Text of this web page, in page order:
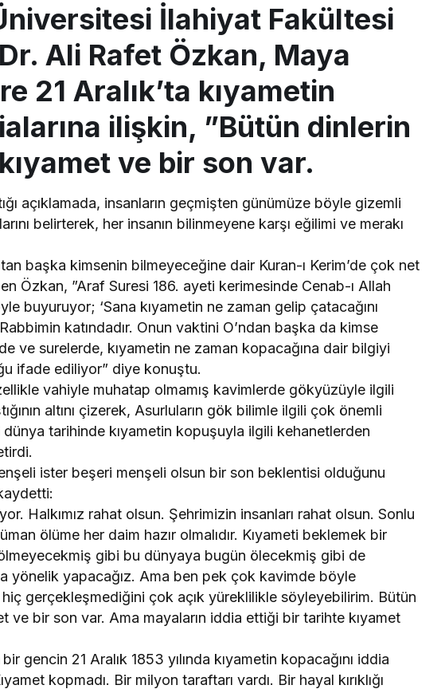
İlahiyat Fakültesi
Ali Rafet Özkan, Maya
21 Aralık’ta kıyametin
ilişkin, ”Bütün dinlerin
ve bir son var.
açıklamada, insanların geçmişten günümüze böyle gizemli
belirterek, her insanın bilinmeyene karşı eğilimi ve merakı
başka kimsenin bilmeyeceğine dair Kuran-ı Kerim’de çok net
Özkan, ”Araf Suresi 186. ayeti kerimesinde Cenab-ı Allah
buyuruyor; ‘Sana kıyametin ne zaman gelip çatacağını
katındadır. Onun vaktini O’ndan başka da kimse
ve surelerde, kıyametin ne zaman kopacağına dair bilgiyi
ifade ediliyor” diye konuştu.
vahiyle muhatap olmamış kavimlerde gökyüzüyle ilgili
altını çizerek, Asurluların gök bilimle ilgili çok önemli
tarihinde kıyametin kopuşuyla ilgili kehanetlerden
ister beşeri menşeli olsun bir son beklentisi olduğunu
Halkımız rahat olsun. Şehrimizin insanları rahat olsun. Sonlu
ölüme her daim hazır olmalıdır. Kıyameti beklemek bir
gibi bu dünyaya bugün ölecekmiş gibi de
yönelik yapacağız. Ama ben pek çok kavimde böyle
gerçekleşmediğini çok açık yüreklilikle söyleyebilirim. Bütün
ve bir son var. Ama mayaların iddia ettiği bir tarihte kıyamet
gencin 21 Aralık 1853 yılında kıyametin kopacağını iddia
kopmadı. Bir milyon taraftarı vardı. Bir hayal kırıklığı
BÜYÜME
EKONOMİ
İMES MALİ ONAYI ALDI